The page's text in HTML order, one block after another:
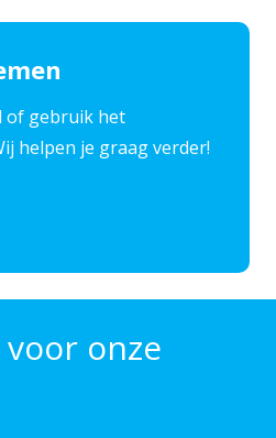
of gebruik het
helpen je graag verder!
voor onze